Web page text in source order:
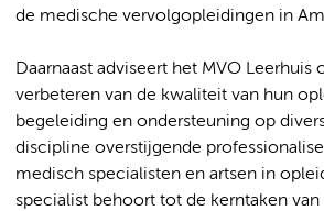
de medische vervolgopleidingen in
Daarnaast adviseert het MVO Leerhuis
verbeteren van de kwaliteit van hun
begeleiding en ondersteuning op
discipline overstijgende
medisch specialisten en artsen in
specialist behoort tot de kerntaken van